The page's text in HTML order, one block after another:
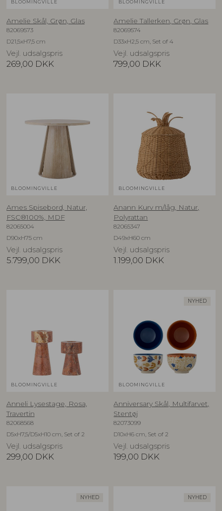
BLOOMINGVILLE
Amelie Skål, Grøn, Glas
82069573
D21,5xH7,5 cm
Vejl. udsalgspris
269,00 DKK
BLOOMINGVILLE
Amelie Tallerken, Grøn, Glas
82069574
D33xH2,5 cm, Set of 4
Vejl. udsalgspris
799,00 DKK
BLOOMINGVILLE
Ames Spisebord, Natur,
FSC®100%, MDF
82065004
D90xH75 cm
Vejl. udsalgspris
5.799,00 DKK
BLOOMINGVILLE
Anann Kurv m/låg, Natur,
Polyrattan
82065347
D49xH60 cm
Vejl. udsalgspris
1.199,00 DKK
BLOOMINGVILLE
Anneli Lysestage, Rosa,
Travertin
82068568
D5xH7,5/D5xH10 cm, Set of 2
Vejl. udsalgspris
299,00 DKK
NYHED
BLOOMINGVILLE
Anniversary Skål, Multifarvet,
Stentøj
82073099
D10xH6 cm, Set of 2
Vejl. udsalgspris
199,00 DKK
NYHED NYHED